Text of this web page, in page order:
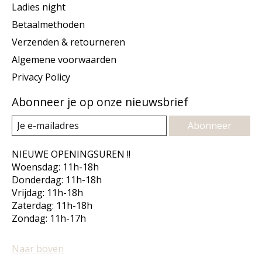
Ladies night
Betaalmethoden
Verzenden & retourneren
Algemene voorwaarden
Privacy Policy
Abonneer je op onze nieuwsbrief
Abonneer
NIEUWE OPENINGSUREN !!
Woensdag: 11h-18h
Donderdag: 11h-18h
Vrijdag: 11h-18h
Zaterdag: 11h-18h
Zondag: 11h-17h
Naar boven